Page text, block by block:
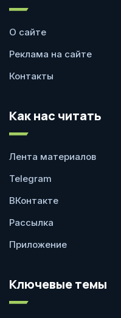
О сайте
Реклама на сайте
Контакты
Как нас читать
Лента материалов
Telegram
ВКонтакте
Рассылка
Приложение
Ключевые темы